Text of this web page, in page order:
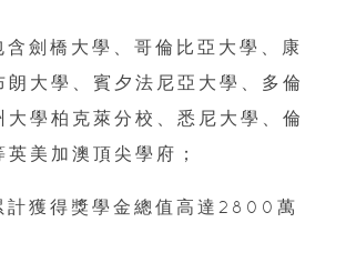
劍橋大學、哥倫比亞大學、康
朗大學、賓夕法尼亞大學、多倫
大學柏克萊分校、悉尼大學、倫
美加澳頂尖學府；
計獲得獎學金總值高達2800萬